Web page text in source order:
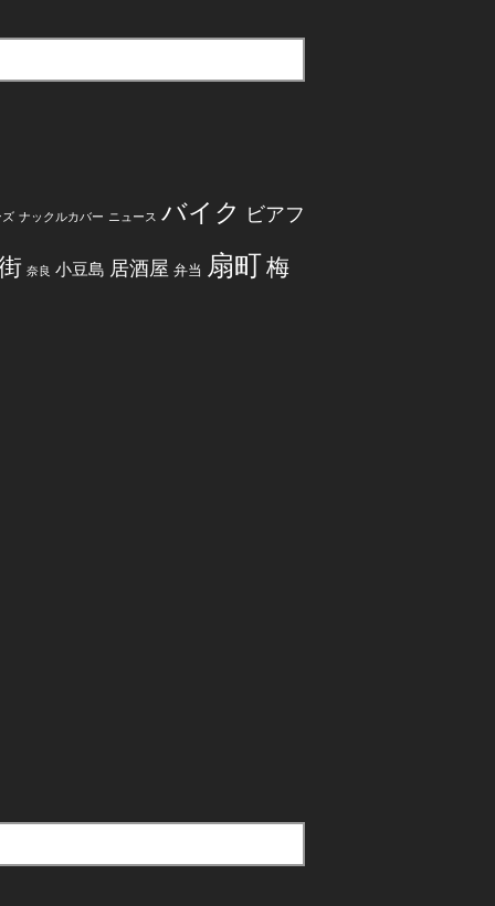
ズ ナックルカバー ニュース バイク ビアフ
奈良 小豆島 居酒屋 弁当 扇町梅